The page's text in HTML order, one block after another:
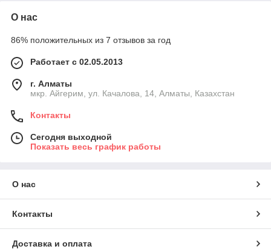
О нас
86% положительных из 7 отзывов за год
Работает с 02.05.2013
г. Алматы
мкр. Айгерим, ул. Качалова, 14, Алматы, Казахстан
Контакты
Сегодня выходной
Показать весь график работы
О нас
Контакты
Доставка и оплата